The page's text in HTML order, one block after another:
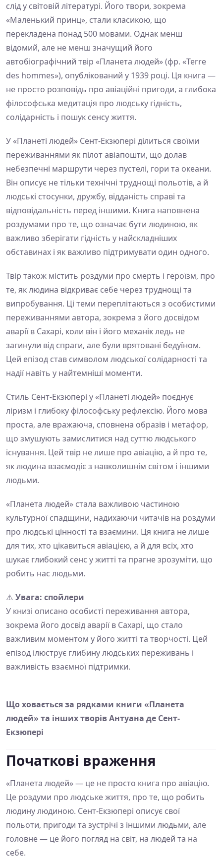
слід у світовій літературі. Його твори, зокрема
«Маленький принц», стали класикою, що
перекладена понад 500 мовами. Однак менш
відомий, але не менш значущий його
автобіографічний твір «Планета людей» (фр. «Terre
des hommes»), опублікований у 1939 році. Ця книга —
не просто розповідь про авіаційні пригоди, а глибока
філософська медитація про людську гідність,
солідарність і пошук сенсу життя.
У «Планеті людей» Сент-Екзюпері ділиться своїми
переживаннями як пілот авіапошти, що долав
небезпечні маршрути через пустелі, гори та океани.
Він описує не тільки технічні труднощі польотів, а й
людські стосунки, дружбу, відданість справі та
відповідальність перед іншими. Книга наповнена
роздумами про те, що означає бути людиною, як
важливо зберігати гідність у найскладніших
обставинах і як важливо підтримувати один одного.
Твір також містить роздуми про смерть і героїзм, про
те, як людина відкриває себе через труднощі та
випробування. Ці теми переплітаються з особистими
переживаннями автора, зокрема з його досвідом
аварії в Сахарі, коли він і його механік ледь не
загинули від спраги, але були врятовані бедуїном.
Цей епізод став символом людської солідарності та
надії навіть у найтемніші моменти.
Стиль Сент-Екзюпері у «Планеті людей» поєднує
ліризм і глибоку філософську рефлексію. Його мова
проста, але вражаюча, сповнена образів і метафор,
що змушують замислитися над суттю людського
існування. Цей твір не лише про авіацію, а й про те,
як людина взаємодіє з навколишнім світом і іншими
людьми.
«Планета людей» стала важливою частиною
культурної спадщини, надихаючи читачів на роздуми
про людські цінності та взаємини. Ця книга не лише
для тих, хто цікавиться авіацією, а й для всіх, хто
шукає глибокий сенс у житті та прагне зрозуміти, що
робить нас людьми.
⚠️ Увага: спойлери
У книзі описано особисті переживання автора,
зокрема його досвід аварії в Сахарі, що стало
важливим моментом у його житті та творчості. Цей
епізод ілюструє глибину людських переживань і
важливість взаємної підтримки.
Що ховається за рядками книги «Планета
людей» та інших творів Антуана де Сент-
Екзюпері
Початкові враження
«Планета людей» — це не просто книга про авіацію.
Це роздуми про людське життя, про те, що робить
людину людиною. Сент-Екзюпері описує свої
польоти, пригоди та зустрічі з іншими людьми, але
головне — це його погляд на світ, на людей та на
себе.